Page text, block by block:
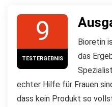
9
TESTERGEBNIS
Bioretin
das
echter Hilfe für Frauen
dass kein Produkt so